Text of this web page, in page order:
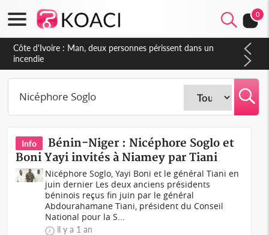
0
Côte d'Ivoire : Man, deux personnes périssent dans un
incendie
Info
Bénin-Niger : Nicéphore Soglo et
Boni Yayi invités à Niamey par Tiani
Nicéphore Soglo, Yayi Boni et le général Tiani en
juin dernier Les deux anciens présidents
béninois reçus fin juin par le général
Abdourahamane Tiani, président du Conseil
National pour la S...
il y a 1 an